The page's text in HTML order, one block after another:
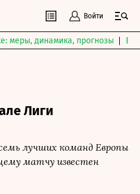
Войти
меры, динамика, прогнозы
Лиги
лучших команд Европы
матчу известен